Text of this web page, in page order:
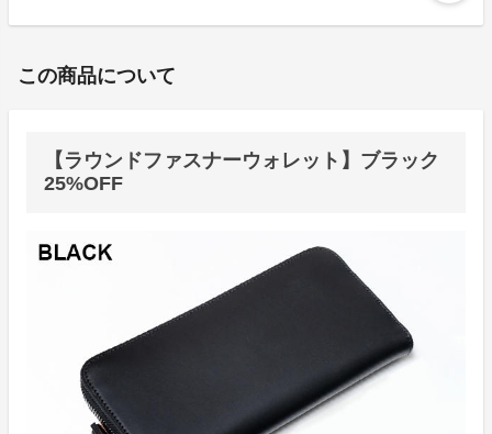
この商品について
【ラウンドファスナーウォレット】ブラック
25%OFF